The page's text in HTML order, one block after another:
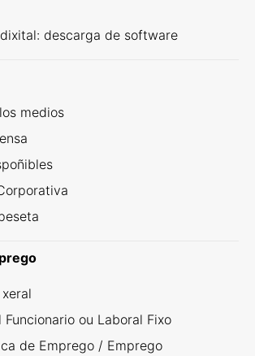
descarga de software
medios
Funcionario ou Laboral Fixo
de Emprego / Emprego